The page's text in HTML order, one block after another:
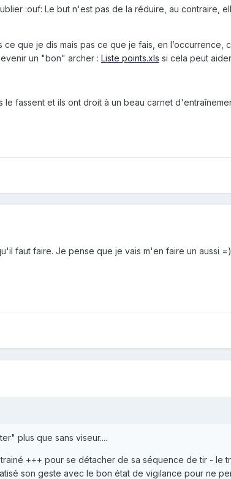
:ouf: Le but n'est pas de la réduire, au contraire,
que je dis mais pas ce que je fais, en l’occurrence,
un "bon" archer : Liste points.xls si cela peut aider
fassent et ils ont droit à un beau carnet
faut faire. Je pense que je vais m'en faire un aussi =)
plus que sans viseur....
+++ pour se détacher de sa séquence de tir - le
son geste avec le bon état de vigilance pour ne